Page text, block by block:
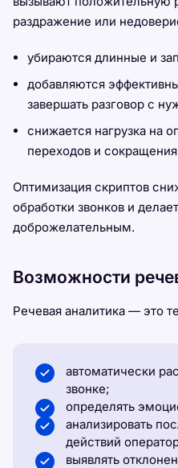
раздражение или
убираются длинные и
добавляются
завершать разговор с
снижается нагрузка на
переходов и
Оптимизация скриптов
обработки звонков и
доброжелательным.
Возможности
Речевая аналитика — это
автоматически
звонке;
определять
анализировать
действий
выявлять